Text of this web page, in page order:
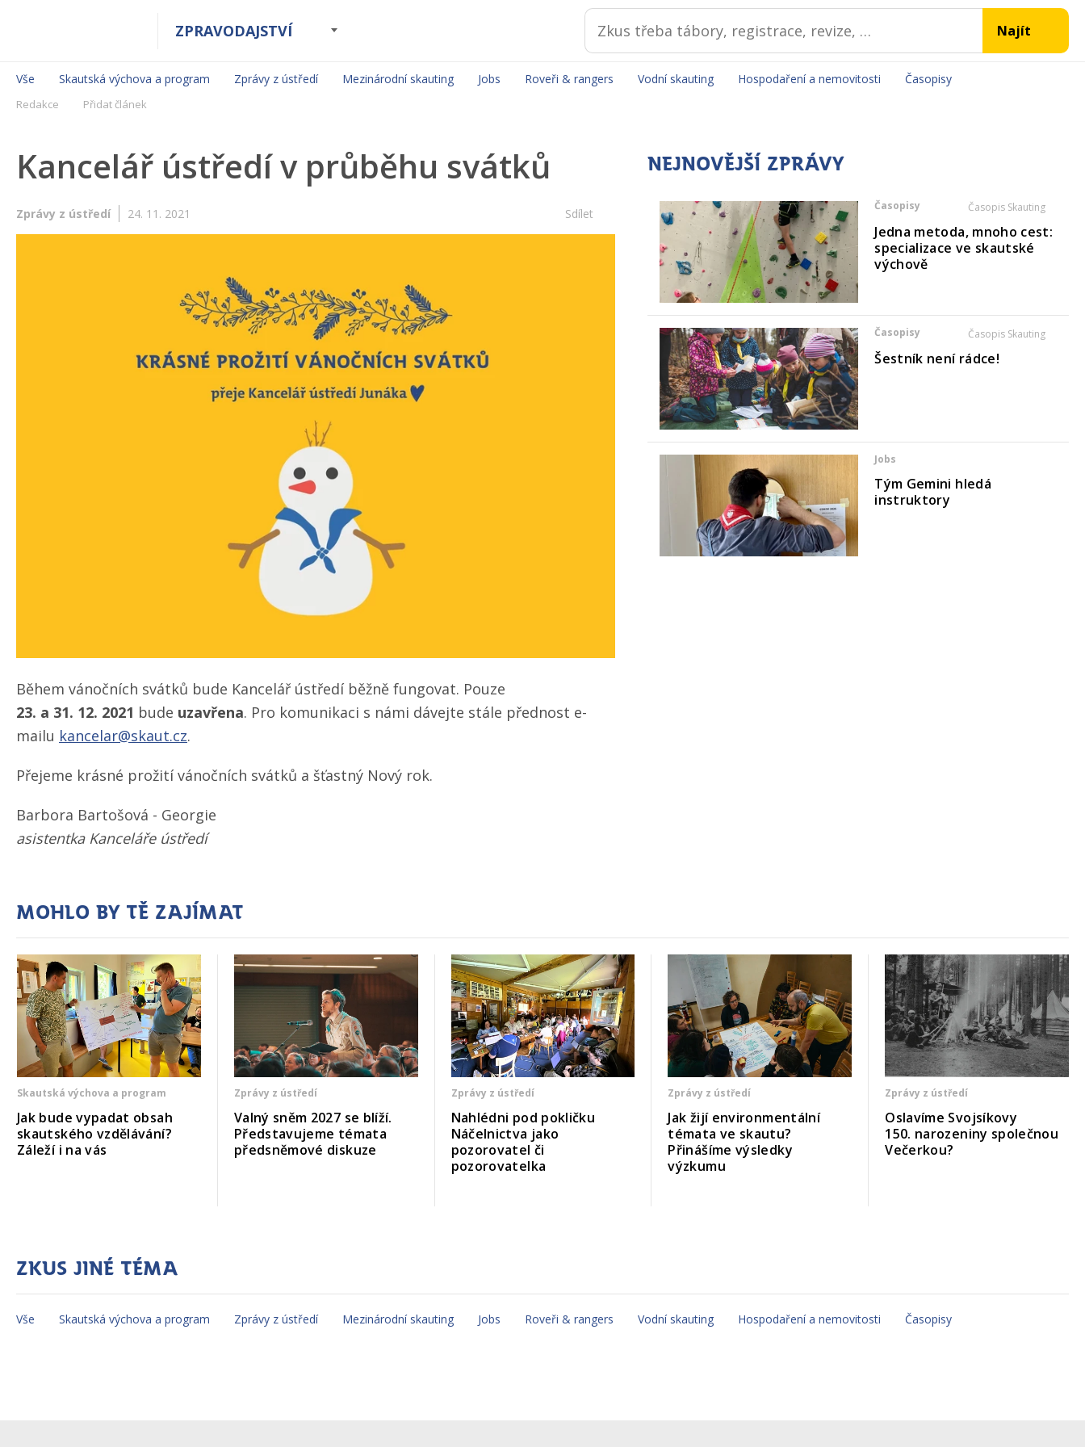
ZPRAVODAJSTVÍ
Vše Skautská výchova a program Zprávy z ústředí Mezinárodní skauting Jobs Roveři & rangers Vodní skauting Hospodaření a nemovitosti Časopisy
Redakce Přidat článek
Kancelář ústředí v průběhu svátků
Zprávy z ústředí 24. 11. 2021 Sdílet
Během vánočních svátků bude Kancelář ústředí běžně fungovat. Pouze
23. a 31. 12. 2021 bude uzavřena. Pro komunikaci s námi dávejte stále přednost e-
mailu kancelar@skaut.cz.
Přejeme krásné prožití vánočních svátků a šťastný Nový rok.
Barbora Bartošová - Georgie
asistentka Kanceláře ústředí
NEJNOVĚJŠÍ ZPRÁVY
Časopisy Časopis Skauting
Jedna metoda, mnoho cest:
specializace ve skautské
výchově
Časopisy Časopis Skauting
Šestník není rádce!
Jobs
Tým Gemini hledá
instruktory
Mohlo by tě zajímat
Skautská výchova a program
Jak bude vypadat obsah
skautského vzdělávání?
Záleží i na vás
Zprávy z ústředí
Valný sněm 2027 se blíží.
Představujeme témata
předsněmové diskuze
Zprávy z ústředí
Nahlédni pod pokličku
Náčelnictva jako
pozorovatel či
pozorovatelka
Zprávy z ústředí
Jak žijí environmentální
témata ve skautu?
Přinášíme výsledky
výzkumu
Zprávy z ústředí
Oslavíme Svojsíkovy
150. narozeniny společnou
Večerkou?
Zkus jiné téma
Vše Skautská výchova a program Zprávy z ústředí Mezinárodní skauting Jobs Roveři & rangers Vodní skauting Hospodaření a nemovitosti Časopisy